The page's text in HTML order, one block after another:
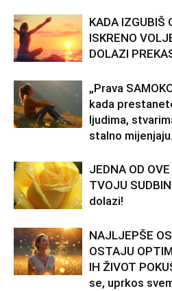
KADA IZGUBIŠ
ISKRENO
DOLAZI
„Prava
kada
ljudima,
stalno
JEDNA OD
TVOJU
dolazi!
NAJLJEPŠE
OSTAJU
IH ŽIVOT
se, uprkos